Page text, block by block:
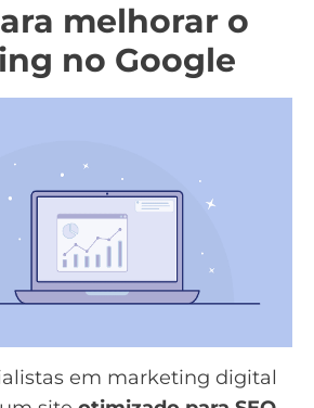
melhorar o
no Google
em marketing digital